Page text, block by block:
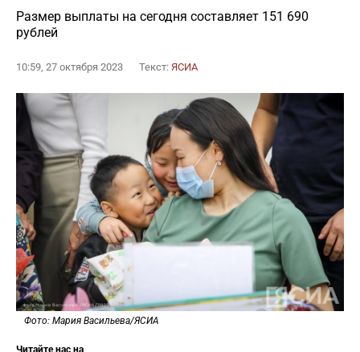
Размер выплаты на сегодня составляет 151 690
рублей
10:59, 27 октября 2023 Текст: ЯСИА
Фото: Мария Васильева/ЯСИА
Читайте нас на